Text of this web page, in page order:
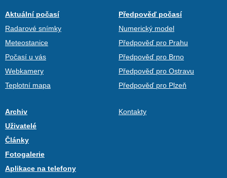
Aktuální počasí
Radarové snímky
Meteostanice
Počasí u vás
Webkamery
Teplotní mapa
Předpověď počasí
Numerický model
Předpověď pro Prahu
Předpověď pro Brno
Předpověď pro Ostravu
Předpověď pro Plzeň
Archiv
Uživatelé
Články
Fotogalerie
Aplikace na telefony
Kontakty